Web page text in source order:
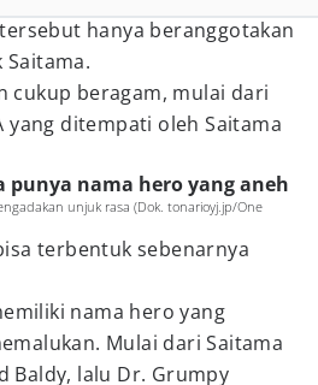
hanya beranggotakan
cukup beragam, mulai dari
yang ditempati oleh Saitama
punya nama hero yang aneh
unjuk rasa (Dok. tonarioyj.jp/One
terbentuk sebenarnya
nama hero yang
Mulai dari Saitama
Baldy, lalu Dr. Grumpy